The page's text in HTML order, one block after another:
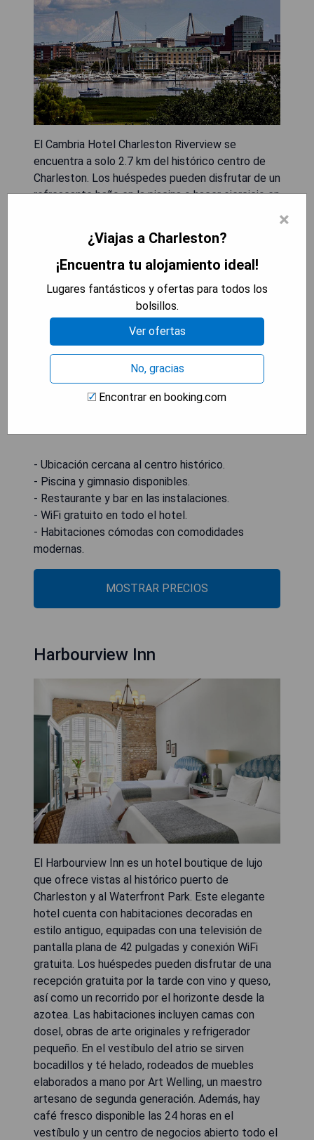
El Cambria Hotel Charleston Riverview se
encuentra a solo 2.7 km del histórico centro de
Charleston. Los huéspedes pueden disfrutar de un
refrescante baño en la piscina o hacer ejercicio en
gratuito para todos los huéspedes. Las
habitaciones están equipadas con TV de pantalla
cafetera y microondas; algunas habitaciones
incluyen una cómoda área de estar con sofá
cama. También hay instalaciones de lavandería
convenientes y una sala de reuniones para viajeros
de negocios. El Parque Cannon está a 3.1 km del
hotel, mientras que el Archivo y Museo Citadel
está a 3.9 km. El aeropuerto más cercano es el
18 km.
- Ubicación cercana al centro histórico.
- Piscina y gimnasio disponibles.
- Restaurante y bar en las instalaciones.
- WiFi gratuito en todo el hotel.
- Habitaciones cómodas con comodidades
modernas.
MOSTRAR PRECIOS
Harbourview Inn
El Harbourview Inn es un hotel boutique de lujo
que ofrece vistas al histórico puerto de
Charleston y al Waterfront Park. Este elegante
hotel cuenta con habitaciones decoradas en
estilo antiguo, equipadas con una televisión de
pantalla plana de 42 pulgadas y conexión WiFi
gratuita. Los huéspedes pueden disfrutar de una
recepción gratuita por la tarde con vino y queso,
así como un recorrido por el horizonte desde la
azotea. Las habitaciones incluyen camas con
dosel, obras de arte originales y refrigerador
pequeño. En el vestíbulo del atrio se sirven
bocadillos y té helado, rodeados de muebles
elaborados a mano por Art Welling, un maestro
artesano de segunda generación. Además, hay
café fresco disponible las 24 horas en el
vestíbulo y un centro de negocios abierto todo el
×
¿Viajas a Charleston?
¡Encuentra tu alojamiento ideal!
Lugares fantásticos y ofertas para todos los
bolsillos.
Ver ofertas
No, gracias
Encontrar en booking.com